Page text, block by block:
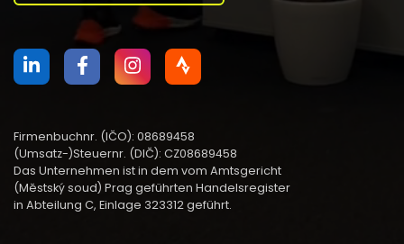
Firmenbuchnr. (IČO): 08689458
(Umsatz-)Steuernr. (DIČ): CZ08689458
Das Unternehmen ist in dem vom Amtsgericht
(Městský soud) Prag geführten Handelsregister
in Abteilung C, Einlage 323312 geführt.